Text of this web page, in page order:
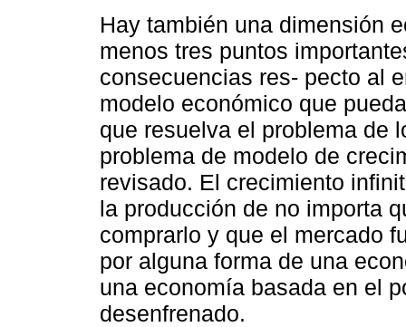
Hay también una dimensión
menos tres puntos
consecuencias res- pecto al
modelo económico que
que resuelva el problema de
problema de modelo de
revisado. El crecimiento
la producción de no importa
comprarlo y que el mercado
por alguna forma de una
una economía basada en el
desenfrenado.